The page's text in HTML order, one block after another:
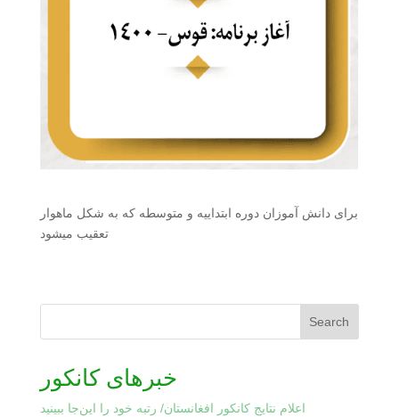
برای دانش آموزان دوره ابتداییه و متوسطه که به شکل ماهوار
تعقیب میشود
Search
خبرهای کانکور
اعلام نتایج کانکور افغانستان/ رتبه خود را این‌جا ببینید